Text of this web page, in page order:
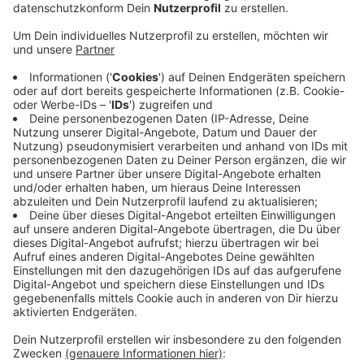
Anzeige
Das Rektorat will die Empfehlungen übernehmen, die
zuvor von einer Kommission gegeben wurden. Am
kommenden Montag (19.5) finden weitere Gespräche
dazu statt. Eine Entscheidung soll aber voraussichtlich
noch diese Woche fallen. Konkret geht es um die
Kooperation mit der Tel Aviv University und der
Hebrew University, denen schwere und systematische
Menschenrechtsverletzungen in den
palästinensischen Gebieten vorgeworfen werden.
Andere Universitäten wie die Uni Amsterdam und die
Tilburg University haben zuvor ähnliche
Entscheidungen getroffen.
Anzeige